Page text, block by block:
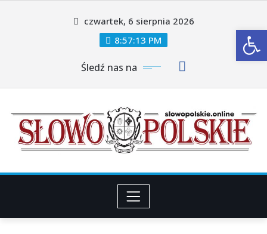
czwartek, 6 sierpnia 2026
8:57:14 PM
Śledź nas na